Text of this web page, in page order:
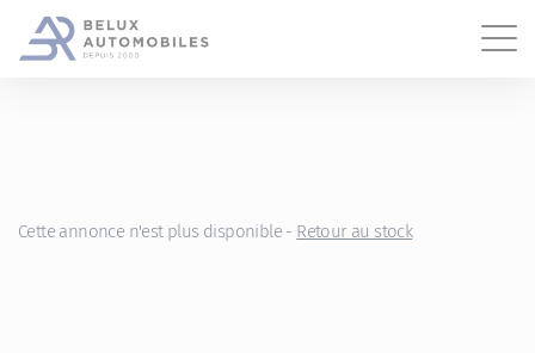
Cette annonce n'est plus disponible - Retour au stock
Gestion des cookies